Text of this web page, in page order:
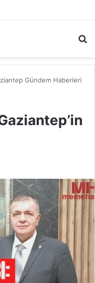
Gündem Haberleri